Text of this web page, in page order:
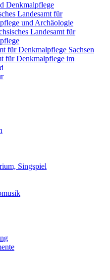
Denkmalpflege
Landesamt für
und Archäologie
Landesamt für
für Denkmalpflege Sachsen
für Denkmalpflege im
Singspiel